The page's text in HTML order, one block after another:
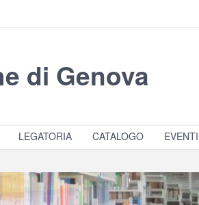
di Genova
LEGATORIA CATALOGO EVENTI